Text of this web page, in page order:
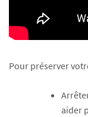
Pour préserver
aider